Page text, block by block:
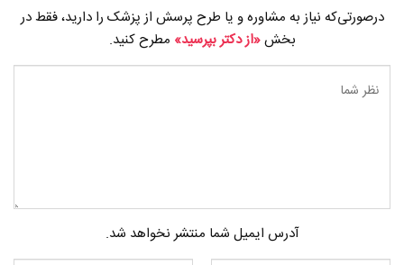
درصورتی‌که نیاز به مشاوره و یا طرح پرسش از پزشک را دارید، فقط در
بخش«از دکتر بپرسید» مطرح کنید.
آدرس ایمیل شما منتشر نخواهد شد.